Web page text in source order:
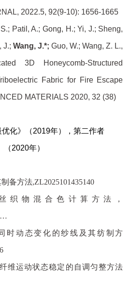
2022.5, 92(9-10): 1656-1665
Patil, A.; Gong, H.; Yi, J.; Sheng,
J.; Wang, J.*; Guo, W.; Wang, Z. L.,
3D Honeycomb-Structured
Fabric for Fire Escape
MATERIALS 2020, 32 (38)
优化》（2019年），第二作者
（2020年）
备方法,ZL2025101435140
织物混合色计算方法，
时动态变化的纱线及其纺制方
维运动状态稳定的自调匀整方法